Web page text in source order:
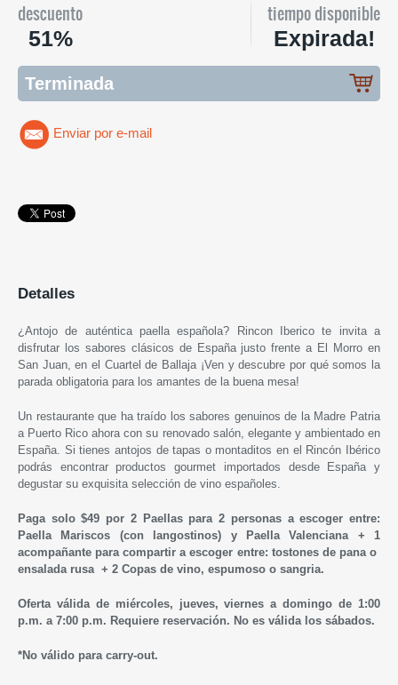
descuento
51%
tiempo disponible
Expirada!
Terminada
Enviar por e-mail
Detalles
¿Antojo de auténtica paella española? Rincon Iberico te invita a
disfrutar los sabores clásicos de España justo frente a El Morro en
San Juan, en el Cuartel de Ballaja ¡Ven y descubre por qué somos la
parada obligatoria para los amantes de la buena mesa!
Un restaurante que ha traído los sabores genuinos de la Madre Patria
a Puerto Rico ahora con su renovado salón, elegante y ambientado en
España. Si tienes antojos de tapas o montaditos en el Rincón Ibérico
podrás encontrar productos gourmet importados desde España y
degustar su exquisita selección de vino españoles.
Paga solo $49 por 2 Paellas para 2 personas a escoger entre:
Paella Mariscos (con langostinos) y Paella Valenciana + 1
acompañante para compartir a escoger entre: tostones de pana o
ensalada rusa + 2 Copas de vino, espumoso o sangria.
Oferta válida de miércoles, jueves, viernes a domingo de 1:00
p.m. a 7:00 p.m. Requiere reservación. No es válida los sábados.
*No válido para carry-out.